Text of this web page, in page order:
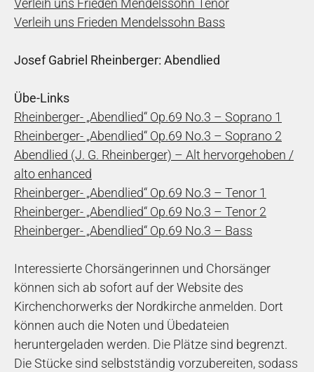
Verleih uns Frieden Mendelssohn Tenor
Verleih uns Frieden Mendelssohn Bass
Josef Gabriel Rheinberger: Abendlied
Übe-Links
Rheinberger- „Abendlied“ Op.69 No.3 – Soprano 1
Rheinberger- „Abendlied“ Op.69 No.3 – Soprano 2
Abendlied (J. G. Rheinberger) – Alt hervorgehoben /
alto enhanced
Rheinberger- „Abendlied“ Op.69 No.3 – Tenor 1
Rheinberger- „Abendlied“ Op.69 No.3 – Tenor 2
Rheinberger- „Abendlied“ Op.69 No.3 – Bass
Interessierte Chorsängerinnen und Chorsänger
können sich ab sofort auf der Website des
Kirchenchorwerks der Nordkirche anmelden. Dort
können auch die Noten und Übedateien
heruntergeladen werden. Die Plätze sind begrenzt.
Die Stücke sind selbstständig vorzubereiten, sodass